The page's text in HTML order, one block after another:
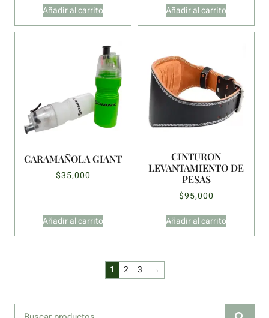
Añadir al carrito
Añadir al carrito
CARAMAÑOLA GIANT
$35,000
Añadir al carrito
CINTURON
LEVANTAMIENTO DE
PESAS
$95,000
Añadir al carrito
1 2 3 →